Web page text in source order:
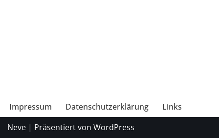
Impressum Datenschutzerklärung
Links
Neve | Präsentiert von WordPress